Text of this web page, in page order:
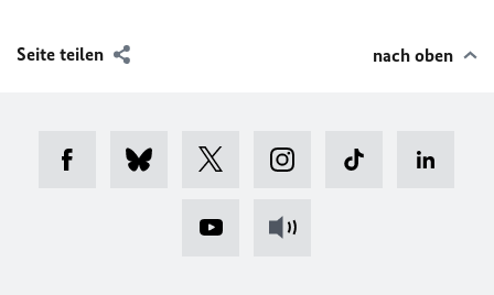
Seite teilen nach oben